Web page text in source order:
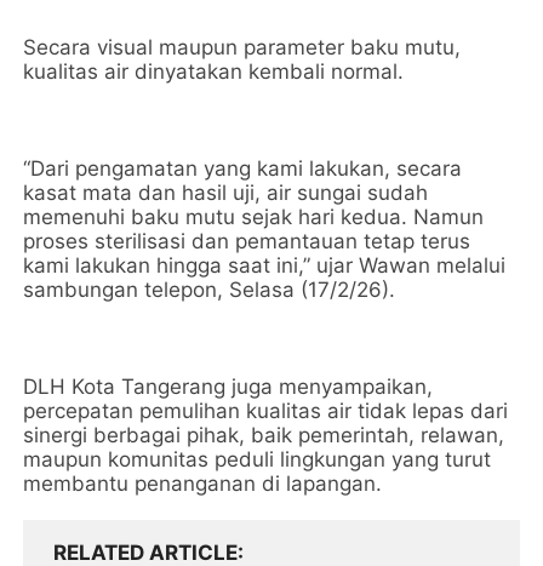
Secara visual maupun parameter baku mutu,
kualitas air dinyatakan kembali normal.
“Dari pengamatan yang kami lakukan, secara
kasat mata dan hasil uji, air sungai sudah
memenuhi baku mutu sejak hari kedua. Namun
proses sterilisasi dan pemantauan tetap terus
kami lakukan hingga saat ini,” ujar Wawan melalui
sambungan telepon, Selasa (17/2/26).
DLH Kota Tangerang juga menyampaikan,
percepatan pemulihan kualitas air tidak lepas dari
sinergi berbagai pihak, baik pemerintah, relawan,
maupun komunitas peduli lingkungan yang turut
membantu penanganan di lapangan.
RELATED ARTICLE